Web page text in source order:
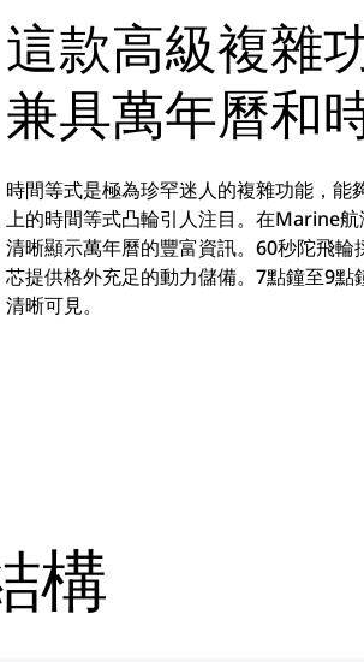
這款高級複雜
兼具萬年曆和
時間等式是極為珍罕迷人的複雜功能，
上的時間等式凸輪引人注目。在Marine
清晰顯示萬年曆的豐富資訊。60秒陀飛
芯提供格外充足的動力儲備。7點鐘至9
清晰可見。
構